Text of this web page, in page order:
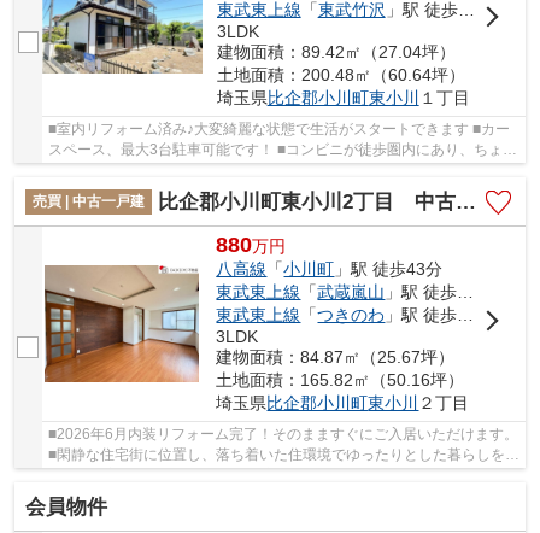
東武東上線 「東武竹沢 」駅 徒歩76分
3LDK
建物面積：89.42㎡（27.04坪）
土地面積：200.48㎡（60.64坪）
埼玉県比企郡小川町東小川 １丁目
■室内リフォーム済み♪大変綺麗な状態で生活がスタートできます ■カー
スペース、最大3台駐車可能です！ ■コンビニが徒歩圏内にあり、ちょっ
売買 | 中古一戸建
比企郡小川町東小川2丁目 中古戸建
880万円
八高線 「小川町 」駅 徒歩43分
東武東上線 「武蔵嵐山 」駅 徒歩56分
東武東上線 「つきのわ 」駅 徒歩81分
3LDK
建物面積：84.87㎡（25.67坪）
土地面積：165.82㎡（50.16坪）
埼玉県比企郡小川町東小川 ２丁目
■2026年6月内装リフォーム完了！そのまますぐにご入居いただけます。
■閑静な住宅街に位置し、落ち着いた住環境でゆったりとした暮らしを実
会員物件